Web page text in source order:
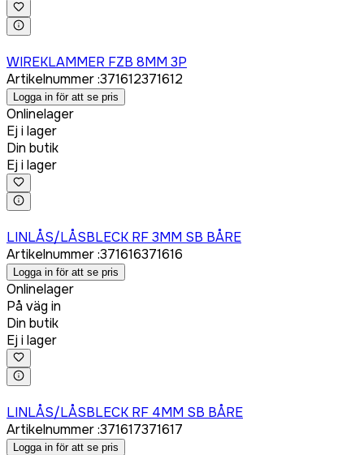
WIREKLAMMER FZB 8MM 3P
Artikelnummer:371612371612
Logga in för att se pris
Onlinelager
Ej i lager
Din butik
Ej i lager
LINLÅS/LÅSBLECK RF 3MM SB BÅRE
Artikelnummer:371616371616
Logga in för att se pris
Onlinelager
På väg in
Din butik
Ej i lager
LINLÅS/LÅSBLECK RF 4MM SB BÅRE
Artikelnummer:371617371617
Logga in för att se pris